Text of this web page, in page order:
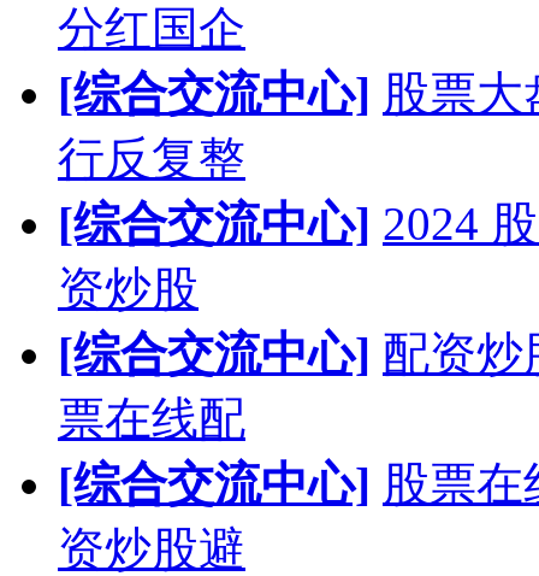
分红国企
[综合交流中心] 股票
行反复整
[综合交流中心] 2024
资炒股
[综合交流中心] 配资炒
票在线配
[综合交流中心] 股票
资炒股避